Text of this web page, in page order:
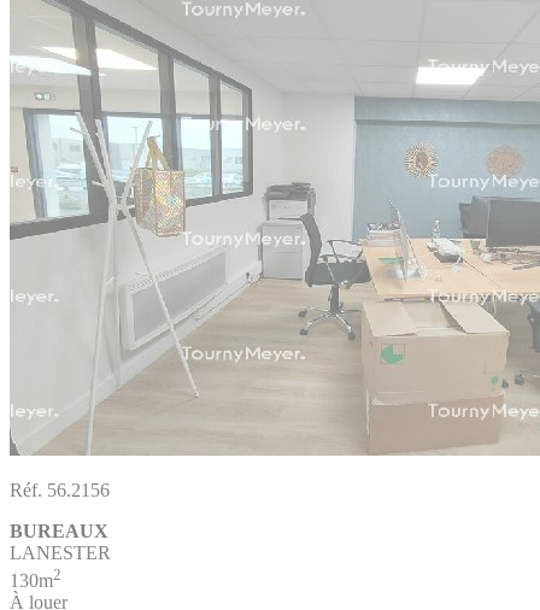
Réf. 56.2156
BUREAUX
LANESTER
130m2
À louer